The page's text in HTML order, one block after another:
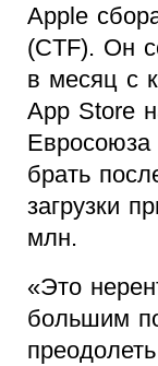
Apple
(CTF). Он
в месяц с
App Store
брать
загрузки
млн.
«Это
большим